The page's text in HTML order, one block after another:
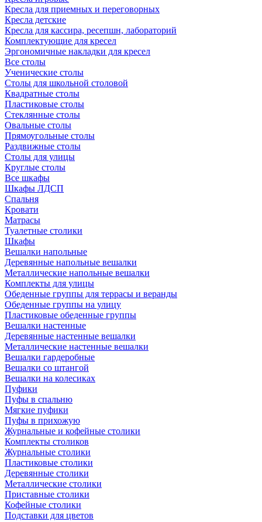
Кресла для приемных и переговорных
Кресла детские
Кресла для кассира, ресепшн, лабораторий
Комплектующие для кресел
Эргономичные накладки для кресел
Все столы
Ученические столы
Столы для школьной столовой
Квадратные столы
Пластиковые столы
Стеклянные столы
Овальные столы
Прямоугольные столы
Раздвижные столы
Столы для улицы
Круглые столы
Все шкафы
Шкафы ЛДСП
Спальня
Кровати
Матрасы
Туалетные столики
Шкафы
Вешалки напольные
Деревянные напольные вешалки
Металлические напольные вешалки
Комплекты для улицы
Обеденные группы для террасы и веранды
Обеденные группы на улицу
Пластиковые обеденные группы
Вешалки настенные
Деревянные настенные вешалки
Металлические настенные вешалки
Вешалки гардеробные
Вешалки со штангой
Вешалки на колесиках
Пуфики
Пуфы в спальню
Мягкие пуфики
Пуфы в прихожую
Журнальные и кофейные столики
Комплекты столиков
Журнальные столики
Пластиковые столики
Деревянные столики
Металлические столики
Приставные столики
Кофейные столики
Подставки для цветов